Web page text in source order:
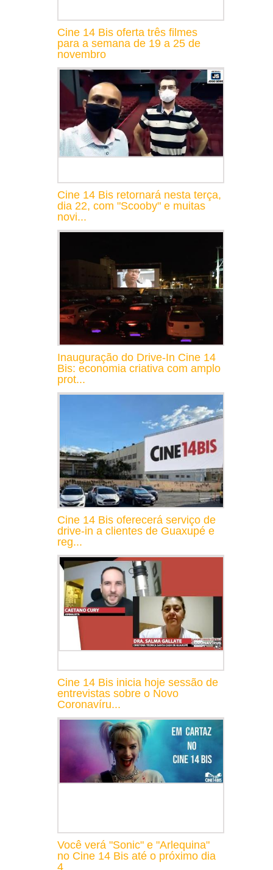
Cine 14 Bis oferta três filmes
para a semana de 19 a 25 de
novembro
Cine 14 Bis retornará nesta terça,
dia 22, com "Scooby" e muitas
novi...
Inauguração do Drive-In Cine 14
Bis: economia criativa com amplo
prot...
Cine 14 Bis oferecerá serviço de
drive-in a clientes de Guaxupé e
reg...
Cine 14 Bis inicia hoje sessão de
entrevistas sobre o Novo
Coronavíru...
Você verá "Sonic" e "Arlequina"
no Cine 14 Bis até o próximo dia
4